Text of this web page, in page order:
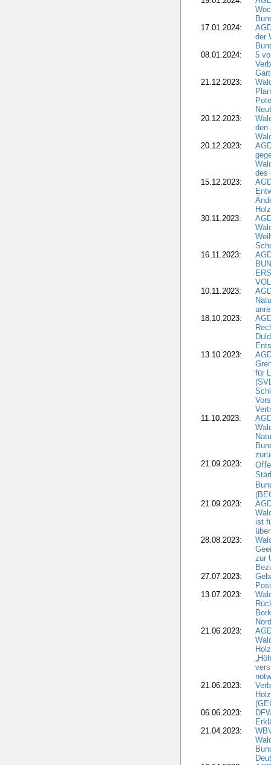
17.01.2024:
der
08.01.2024:
5
21.12.2023:
20.12.2023:
den
20.12.2023:
des
15.12.2023:
30.11.2023:
16.11.2023:
10.11.2023:
18.10.2023:
13.10.2023:
für
11.10.2023:
21.09.2023:
21.09.2023:
ist
28.08.2023:
zur
27.07.2023:
13.07.2023:
21.06.2023:
21.06.2023:
06.06.2023:
21.04.2023: